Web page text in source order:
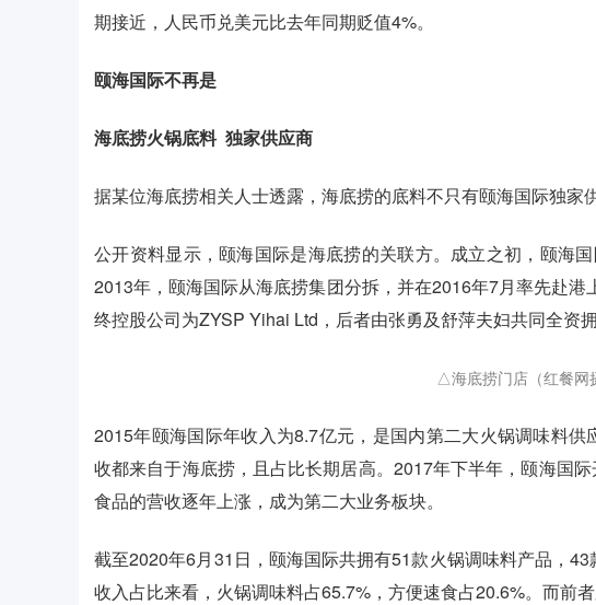
期接近，人民币兑美元比去年同期贬值4%。
颐海国际不再是
海底捞火锅底料 独家供应商
据某位海底捞相关人士透露，海底捞的底料不只有颐海国际独家供
公开资料显示，颐海国际是海底捞的关联方。成立之初，颐海国
2013年，颐海国际从海底捞集团分拆，并在2016年7月率先赴
终控股公司为ZYSP Yihai Ltd，后者由张勇及舒萍夫妇共同全资
△海底捞门店（红餐网
2015年颐海国际年收入为8.7亿元，是国内第二大火锅调味料
收都来自于海底捞，且占比长期居高。2017年下半年，颐海国
食品的营收逐年上涨，成为第二大业务板块。
截至2020年6月31日，颐海国际共拥有51款火锅调味料产品，
收入占比来看，火锅调味料占65.7%，方便速食占20.6%。而前者